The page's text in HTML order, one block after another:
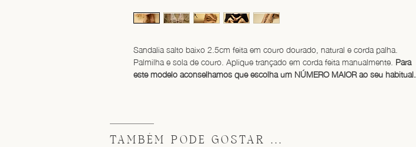
Sandalia salto baixo 2.5cm feita em couro dourado, natural e corda palha.
Palmilha e sola de couro. Aplique trançado em corda feita manualmente. Para
este modelo aconselhamos que escolha um NÚMERO MAIOR ao seu habitual.
TAMBÉM PODE GOSTAR ...